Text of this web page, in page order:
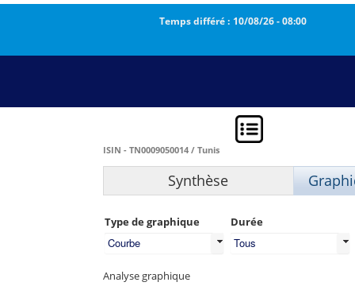
Temps différé : 10/08/26-08:00
ISIN - TN0009050014 / Tunis
Synthèse
Type de graphique
Courbe
Durée
Tous
Analyse graphique